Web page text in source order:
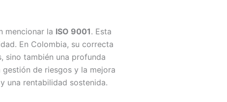
mencionar la ISO 9001. Esta
En Colombia, su correcta
sino también una profunda
de riesgos y la mejora
una rentabilidad sostenida.